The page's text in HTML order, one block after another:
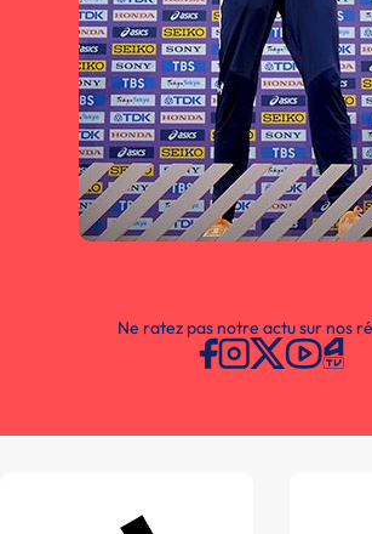
Ne ratez pas notre actu sur nos